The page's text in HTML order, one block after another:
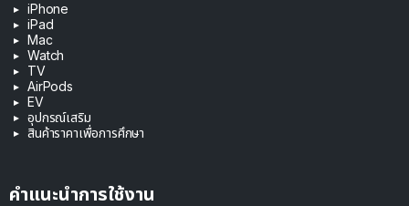
iPhone
iPad
Mac
Watch
TV
AirPods
EV
อุปกรณ์เสริม
สินค้าราคาเพื่อการศึกษา
คำแนะนำการใช้งาน